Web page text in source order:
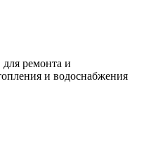
ремонта и
и водоснабжения